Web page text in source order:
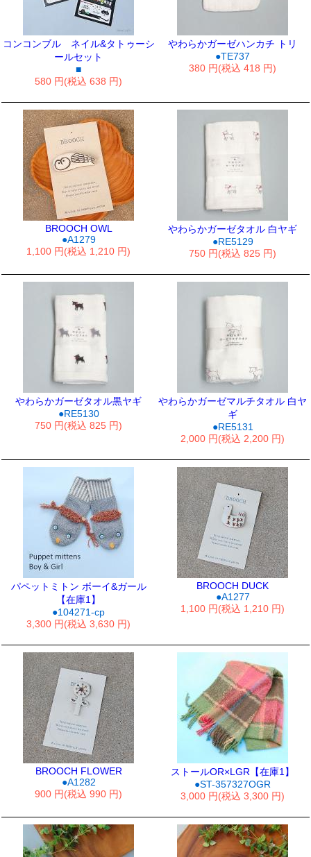
コンコンブル ネイル&タトゥーシ
ールセット
■
580 円(税込 638 円)
やわらかガーゼハンカチ トリ
●TE737
380 円(税込 418 円)
BROOCH OWL
●A1279
1,100 円(税込 1,210 円)
やわらかガーゼタオル 白ヤギ
●RE5129
750 円(税込 825 円)
やわらかガーゼタオル黒ヤギ
●RE5130
750 円(税込 825 円)
やわらかガーゼマルチタオル 白ヤ
ギ
●RE5131
2,000 円(税込 2,200 円)
パペットミトン ボーイ&ガール
【在庫1】
●104271-cp
3,300 円(税込 3,630 円)
BROOCH DUCK
●A1277
1,100 円(税込 1,210 円)
BROOCH FLOWER
●A1282
900 円(税込 990 円)
ストールOR×LGR【在庫1】
●ST-357327OGR
3,000 円(税込 3,300 円)